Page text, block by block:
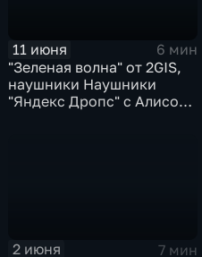
11 июня
6 мин
"Зеленая волна" от 2GIS,
наушники Наушники
"Яндекс Дропс" с Алисой
2 июня
7 мин